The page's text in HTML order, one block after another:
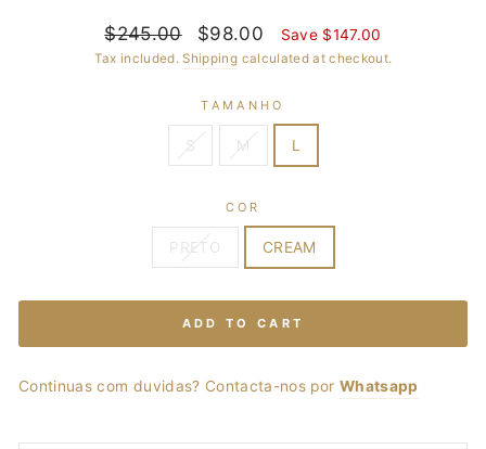
Regular
price
$245.00
Sale
price
$98.00 Save $147.00
Tax included.Shipping calculated at checkout.
TAMANHO
S M L
COR
PRETO CREAM
ADD TO CART
Continuas com duvidas? Contacta-nos por Whatsapp